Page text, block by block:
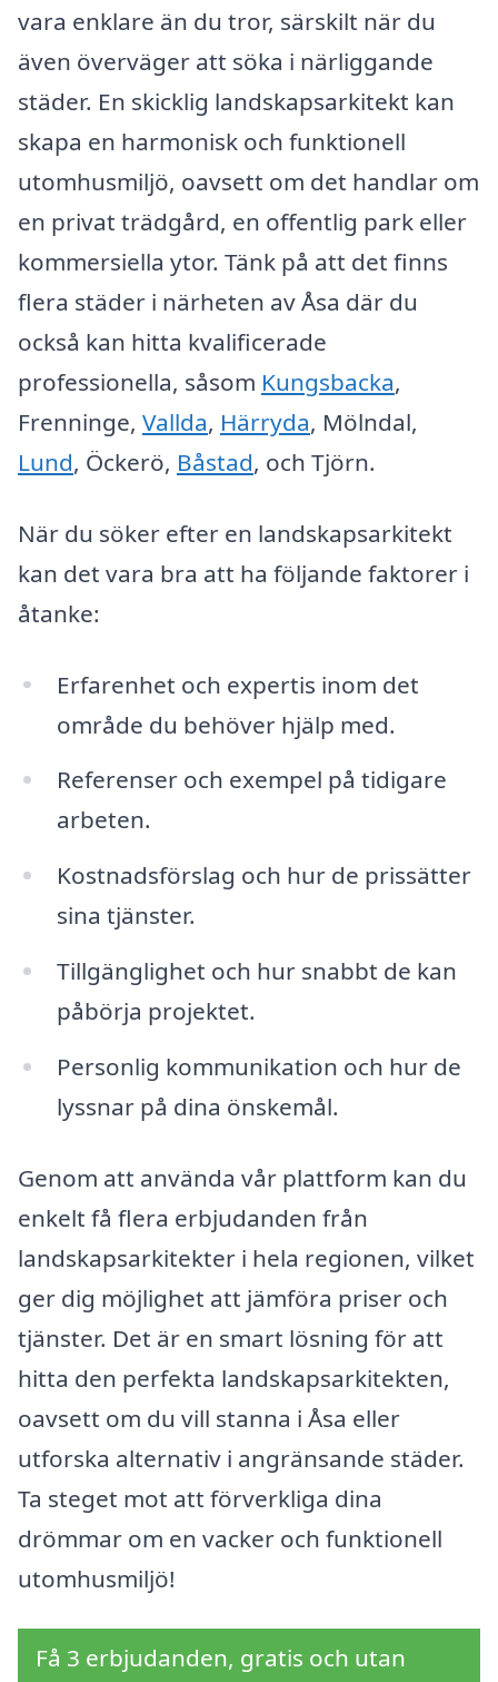
vara enklare än du tror, särskilt när du
även överväger att söka i närliggande
städer. En skicklig landskapsarkitekt kan
skapa en harmonisk och funktionell
utomhusmiljö, oavsett om det handlar om
en privat trädgård, en offentlig park eller
kommersiella ytor. Tänk på att det finns
flera städer i närheten av Åsa där du
också kan hitta kvalificerade
professionella, såsom Kungsbacka,
Frenninge, Vallda, Härryda, Mölndal,
Lund, Öckerö, Båstad, och Tjörn.
När du söker efter en landskapsarkitekt
kan det vara bra att ha följande faktorer i
åtanke:
Erfarenhet och expertis inom det
område du behöver hjälp med.
Referenser och exempel på tidigare
arbeten.
Kostnadsförslag och hur de prissätter
sina tjänster.
Tillgänglighet och hur snabbt de kan
påbörja projektet.
Personlig kommunikation och hur de
lyssnar på dina önskemål.
Genom att använda vår plattform kan du
enkelt få flera erbjudanden från
landskapsarkitekter i hela regionen, vilket
ger dig möjlighet att jämföra priser och
tjänster. Det är en smart lösning för att
hitta den perfekta landskapsarkitekten,
oavsett om du vill stanna i Åsa eller
utforska alternativ i angränsande städer.
Ta steget mot att förverkliga dina
drömmar om en vacker och funktionell
utomhusmiljö!
Få 3 erbjudanden, gratis och utan